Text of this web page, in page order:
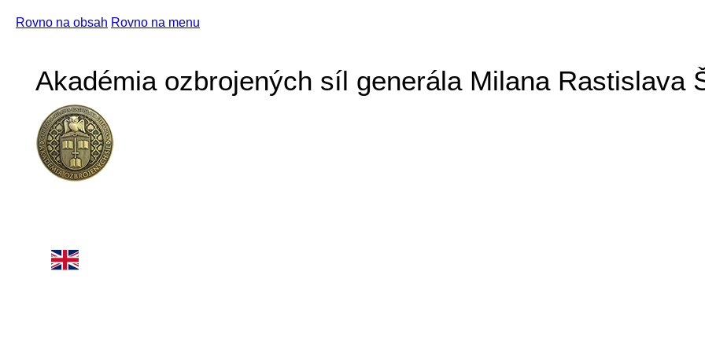
Rovno na obsah Rovno na menu
Akadémia ozbrojených síl generála Milana Rastislava